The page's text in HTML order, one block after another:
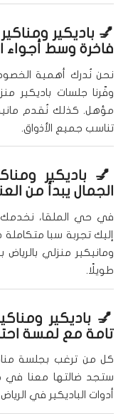
💅 باديكير
فاخرة وسط أجواء
نحن نُدرك أهمية
وفّرنا جلسات باديكير
مؤهل. كذلك نُقدم
تناسب جميع الأذواق.
💅 باديكير
الجمال يبدأ من
في حي الملقا،
إليك تجربة سبا
ومانيكير منزلي
طويلًا.
💅 باديكير
تامة مع لمسة
كل من ترغب بجلسة
ستجد ضالتها معنا في
أدوات الباديكير في